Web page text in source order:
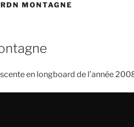
MONTAGNE
en longboard de l’année